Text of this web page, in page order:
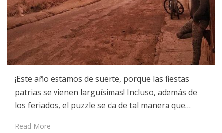
¡Este año estamos de suerte, porque las fiestas
patrias se vienen larguísimas! Incluso, además de
los feriados, el puzzle se da de tal manera que…
Read More